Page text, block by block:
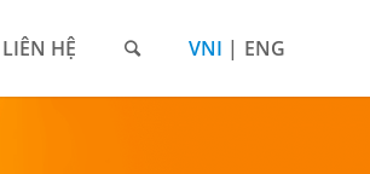
LIÊN HỆ VNI ENG